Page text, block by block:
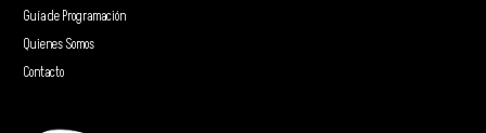
Guía de Programación
Quienes Somos
Contacto